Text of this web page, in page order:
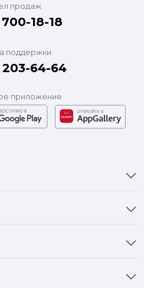
приложение
продаж
18-18
поддержки
203-64-64